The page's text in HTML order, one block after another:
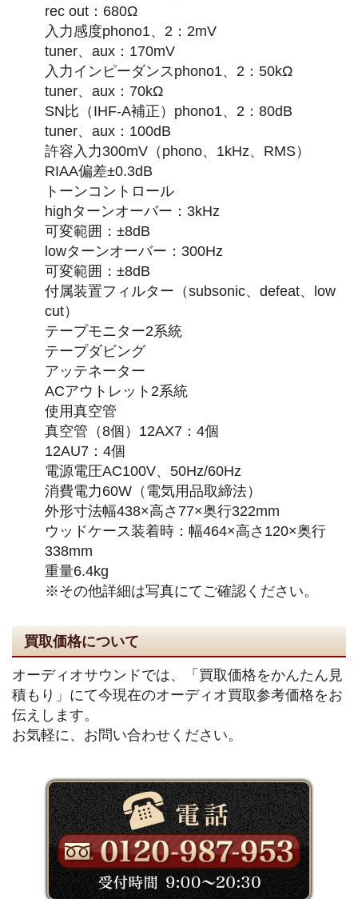
rec out：680Ω
入力感度phono1、2：2mV
tuner、aux：170mV
入力インピーダンスphono1、2：50kΩ
tuner、aux：70kΩ
SN比（IHF-A補正）phono1、2：80dB
tuner、aux：100dB
許容入力300mV（phono、1kHz、RMS）
RIAA偏差±0.3dB
トーンコントロール
highターンオーバー：3kHz
可変範囲：±8dB
lowターンオーバー：300Hz
可変範囲：±8dB
付属装置フィルター（subsonic、defeat、low
cut）
テープモニター2系統
テープダビング
アッテネーター
ACアウトレット2系統
使用真空管
真空管（8個）12AX7：4個
12AU7：4個
電源電圧AC100V、50Hz/60Hz
消費電力60W（電気用品取締法）
外形寸法幅438×高さ77×奥行322mm
ウッドケース装着時：幅464×高さ120×奥行
338mm
重量6.4kg
※その他詳細は写真にてご確認ください。
買取価格について
オーディオサウンドでは、「買取価格をかんたん見
積もり」にて今現在のオーディオ買取参考価格をお
伝えします。
お気軽に、お問い合わせください。